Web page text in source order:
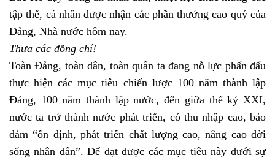
tập thể, cá nhân được nhận các phần thưởng cao quý của
Đảng, Nhà nước hôm nay.
Thưa các đồng chí!
Toàn Đảng, toàn dân, toàn quân ta đang nỗ lực phấn đấu
thực hiện các mục tiêu chiến lược 100 năm thành lập
Đảng, 100 năm thành lập nước, đến giữa thế kỷ XXI,
nước ta trở thành nước phát triển, có thu nhập cao, bảo
đảm “ổn định, phát triển chất lượng cao, nâng cao đời
sống nhân dân”. Để đạt được các mục tiêu này dưới sự